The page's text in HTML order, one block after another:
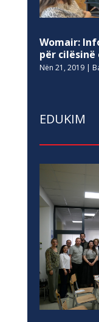
Womair:
për
Nën 21, 2019|
EDUKIM